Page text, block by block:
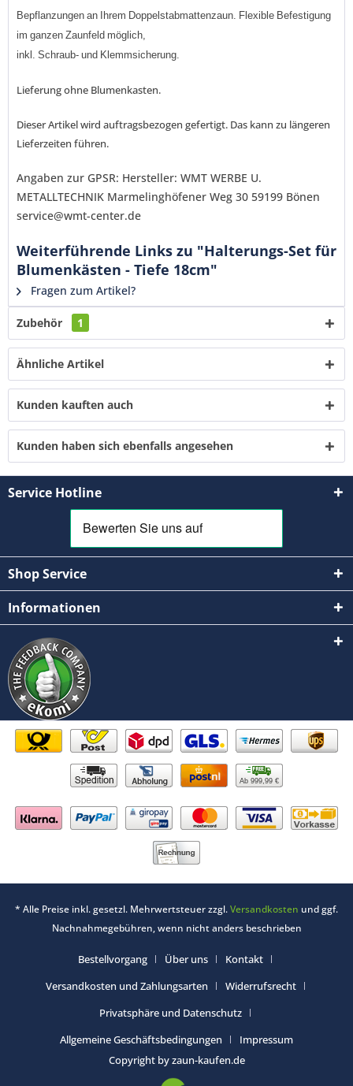
verstanden und stimme zu. *
Senden
Bepflanzungen an Ihrem Doppelstabmattenzaun. Flexible Befestigung
im ganzen Zaunfeld möglich,
inkl . Schraub- und Klemmsicherung.
Lieferung ohne Blumenkasten.
Dieser Artikel wird auftragsbezogen gefertigt. Das kann zu längeren
Lieferzeiten führen.
Angaben zur GPSR: Hersteller: WMT WERBE U.
METALLTECHNIK Marmelinghöfener Weg 30 59199 Bönen
service@wmt-center.de
Weiterführende Links zu "Halterungs-Set für
Blumenkästen - Tiefe 18cm"
Fragen zum Artikel?
Zubehör 1
Ähnliche Artikel
Kunden kauften auch
Kunden haben sich ebenfalls angesehen
Service Hotline
Shop Service
Informationen
Ab 999,99 €
* Alle Preise inkl. gesetzl. Mehrwertsteuer zzgl.Versandkosten und ggf.
Nachnahmegebühren, wenn nicht anders beschrieben
Bestellvorgang Über uns
Kontakt
Versandkosten und Zahlungsarten
Widerrufsrecht
Privatsphäre und Datenschutz
Allgemeine Geschäftsbedingungen
Impressum
Copyright by zaun-kaufen.de